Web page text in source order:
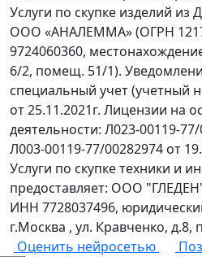
Услуги по скупке изделий из
ООО «АНАЛЕММА» (ОГРН
9724060360,
6/2, помещ. 51/1).
специальный учет
от 25.11.2021г. Лицензии на
деятельности: Л023-00119-
Л003-00119-77/00282974 от
Услуги по скупке техники и
предоставляет: ООО
ИНН 7728037496,
г.Москва , ул. Кравченко, д.8,
Оценить нейросетью